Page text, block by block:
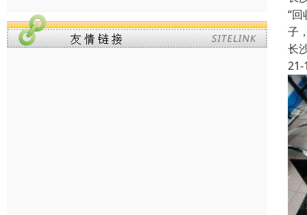
“
子
长
21-